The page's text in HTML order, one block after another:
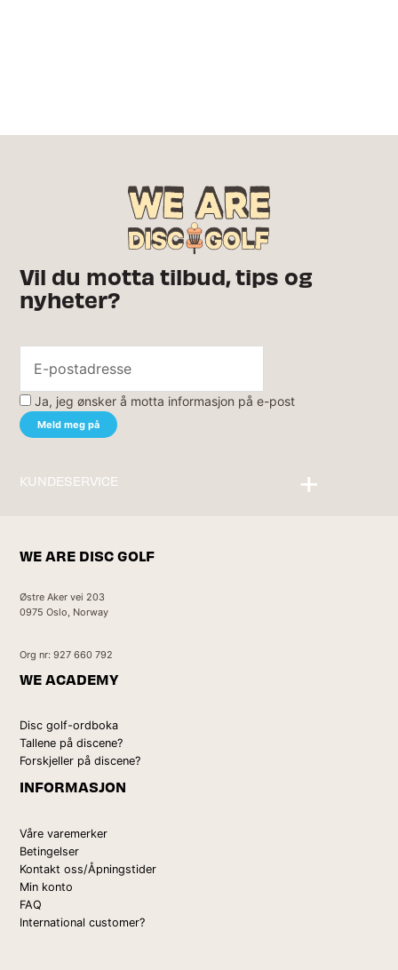
Vil du motta tilbud, tips og
nyheter?
Ja, jeg ønsker å motta informasjon på e-post
KUNDESERVICE
WE ARE DISC GOLF
Østre Aker vei 203
0975 Oslo, Norway
Org nr: 927 660 792
WE ACADEMY
Disc golf-ordboka
Tallene på discene?
Forskjeller på discene?
INFORMASJON
Våre varemerker
Betingelser
Kontakt oss/Åpningstider
Min konto
FAQ
International customer?